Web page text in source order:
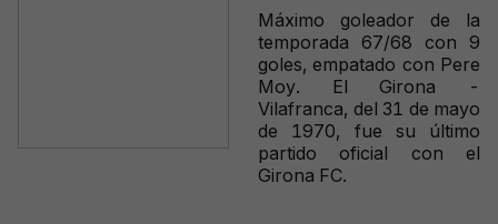
Máximo goleador de la
temporada 67/68 con 9
goles, empatado con Pere
Moy. El Girona -
Vilafranca, del 31 de mayo
de 1970, fue su último
partido oficial con el
Girona FC.